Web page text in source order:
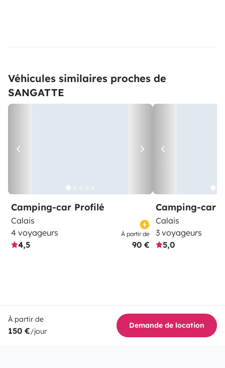
Véhicules similaires proches de
SANGATTE
Camping-car Profilé
Calais
4 voyageurs
4,5
À partir de
90 €
Camping-car
Calais
3 voyageurs
5,0
À partir de
150 €/jour
Demande de location